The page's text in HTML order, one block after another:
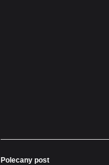
Polecany post